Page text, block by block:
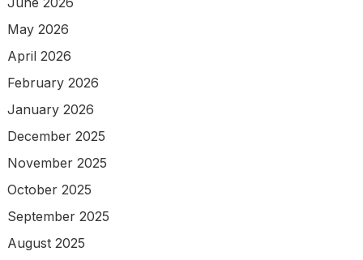
May 2026
April 2026
February 2026
January 2026
December 2025
November 2025
October 2025
September 2025
August 2025